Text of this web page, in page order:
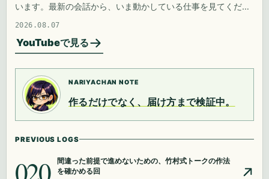
います。最新の会話から、いま動かしている仕事を見てくださ
い。
2026.08.07
YouTubeで見る
NARIYACHAN NOTE
作るだけでなく、届け方まで検証中。
PREVIOUS LOGS
020
間違った前提で進めないための、竹村式トークの作法
を確かめる回